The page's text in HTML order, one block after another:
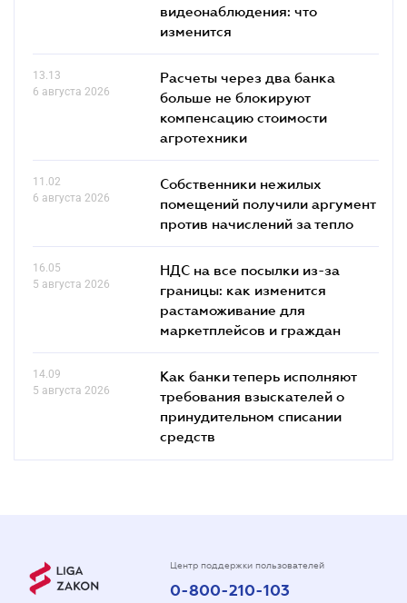
видеонаблюдения: что
изменится
13.13
6 августа 2026
Расчеты через два банка
больше не блокируют
компенсацию стоимости
агротехники
11.02
6 августа 2026
Собственники нежилых
помещений получили аргумент
против начислений за тепло
16.05
5 августа 2026
НДС на все посылки из-за
границы: как изменится
растаможивание для
маркетплейсов и граждан
14.09
5 августа 2026
Как банки теперь исполняют
требования взыскателей о
принудительном списании
средств
Центр поддержки пользователей
0-800-210-103